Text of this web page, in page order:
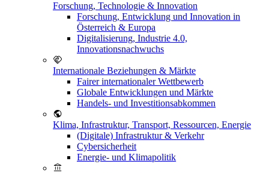
Forschung, Technologie & Innovation
Forschung, Entwicklung und Innovation in
Österreich & Europa
Digitalisierung, Industrie 4.0,
Innovationsnachwuchs
Internationale Beziehungen & Märkte
Fairer internationaler Wettbewerb
Globale Entwicklungen und Märkte
Handels- und Investitionsabkommen
Klima, Infrastruktur, Transport, Ressourcen, Energie
(Digitale) Infrastruktur & Verkehr
Cybersicherheit
Energie- und Klimapolitik